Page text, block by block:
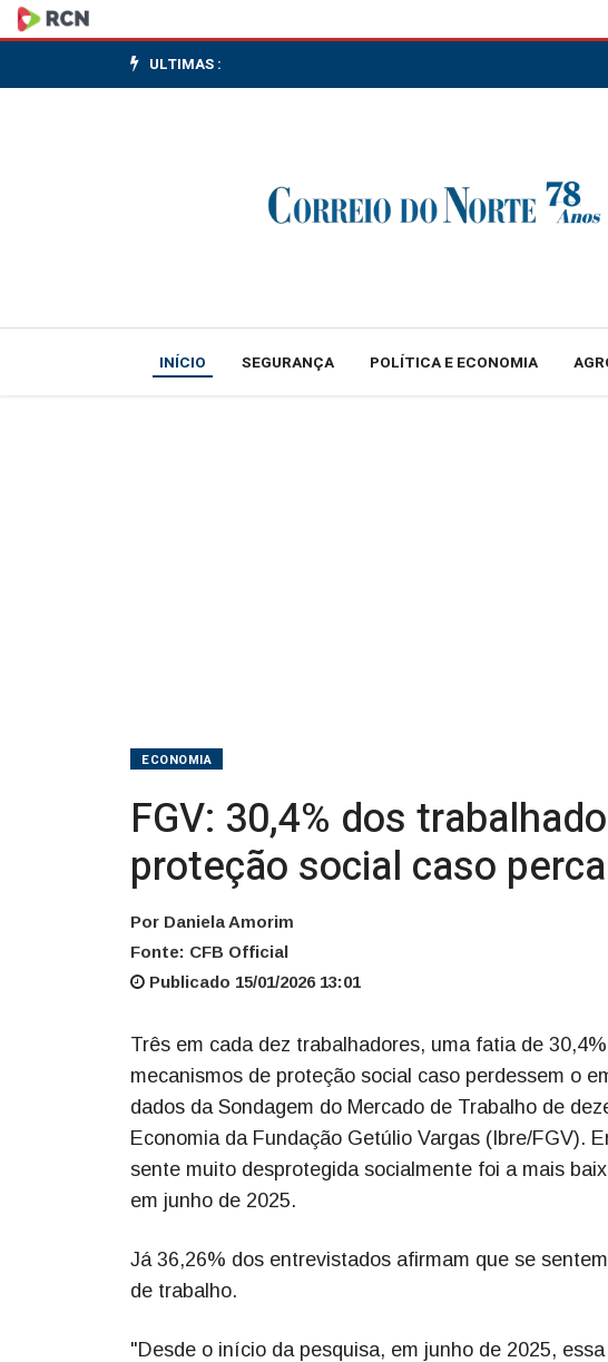
FGV:
30,4%
estarem
cobertos
ULTIMAS :
INÍCIO SEGURANÇA POLÍTICA E ECONOMIA
ECONOMIA
FGV: 30,4% dos
proteção social caso
Por Daniela Amorim
Fonte: CFB Official
Publicado 15/01/2026 13:01
Três em cada dez trabalhadores, uma fatia de
mecanismos de proteção social caso perdessem o
dados da Sondagem do Mercado de Trabalho de
Economia da Fundação Getúlio Vargas (Ibre/FGV).
sente muito desprotegida socialmente foi a mais
em junho de 2025.
Já 36,26% dos entrevistados afirmam que se
de trabalho.
"Desde o início da pesquisa, em junho de 2025,